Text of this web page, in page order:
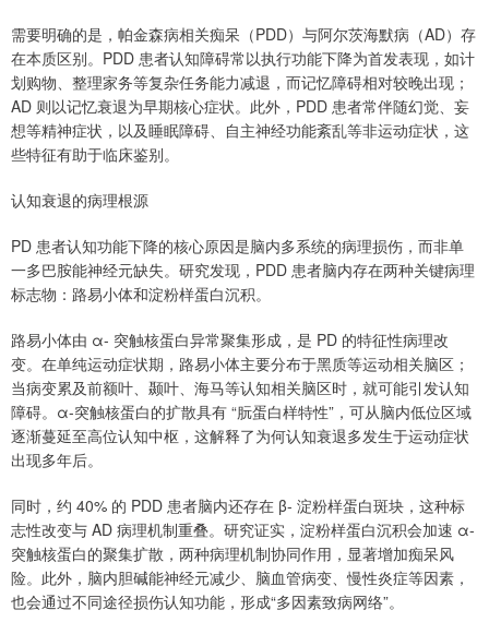
需要明确的是，帕金森病相关痴呆（PDD）与阿尔茨海默病（AD）存
在本质区别。PDD 患者认知障碍常以执行功能下降为首发表现，如计
划购物、整理家务等复杂任务能力减退，而记忆障碍相对较晚出现；
AD 则以记忆衰退为早期核心症状。此外，PDD 患者常伴随幻觉、妄
想等精神症状，以及睡眠障碍、自主神经功能紊乱等非运动症状，这
些特征有助于临床鉴别。
认知衰退的病理根源
PD 患者认知功能下降的核心原因是脑内多系统的病理损伤，而非单
一多巴胺能神经元缺失。研究发现，PDD 患者脑内存在两种关键病理
标志物：路易小体和淀粉样蛋白沉积。
路易小体由 α- 突触核蛋白异常聚集形成，是 PD 的特征性病理改
变。在单纯运动症状期，路易小体主要分布于黑质等运动相关脑区；
当病变累及前额叶、颞叶、海马等认知相关脑区时，就可能引发认知
障碍。α-突触核蛋白的扩散具有 “朊蛋白样特性”，可从脑内低位区域
逐渐蔓延至高位认知中枢，这解释了为何认知衰退多发生于运动症状
出现多年后。
同时，约 40% 的 PDD 患者脑内还存在 β- 淀粉样蛋白斑块，这种标
志性改变与 AD 病理机制重叠。研究证实，淀粉样蛋白沉积会加速 α-
突触核蛋白的聚集扩散，两种病理机制协同作用，显著增加痴呆风
险。此外，脑内胆碱能神经元减少、脑血管病变、慢性炎症等因素，
也会通过不同途径损伤认知功能，形成“多因素致病网络”。